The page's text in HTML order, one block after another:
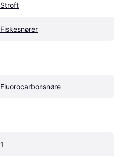
Stroft
Fiskesnører
Fluorocarbonsnøre
1